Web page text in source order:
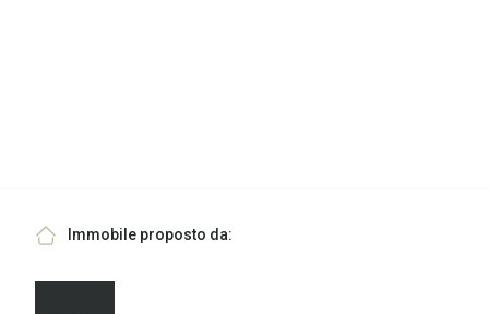
Immobile proposto da: